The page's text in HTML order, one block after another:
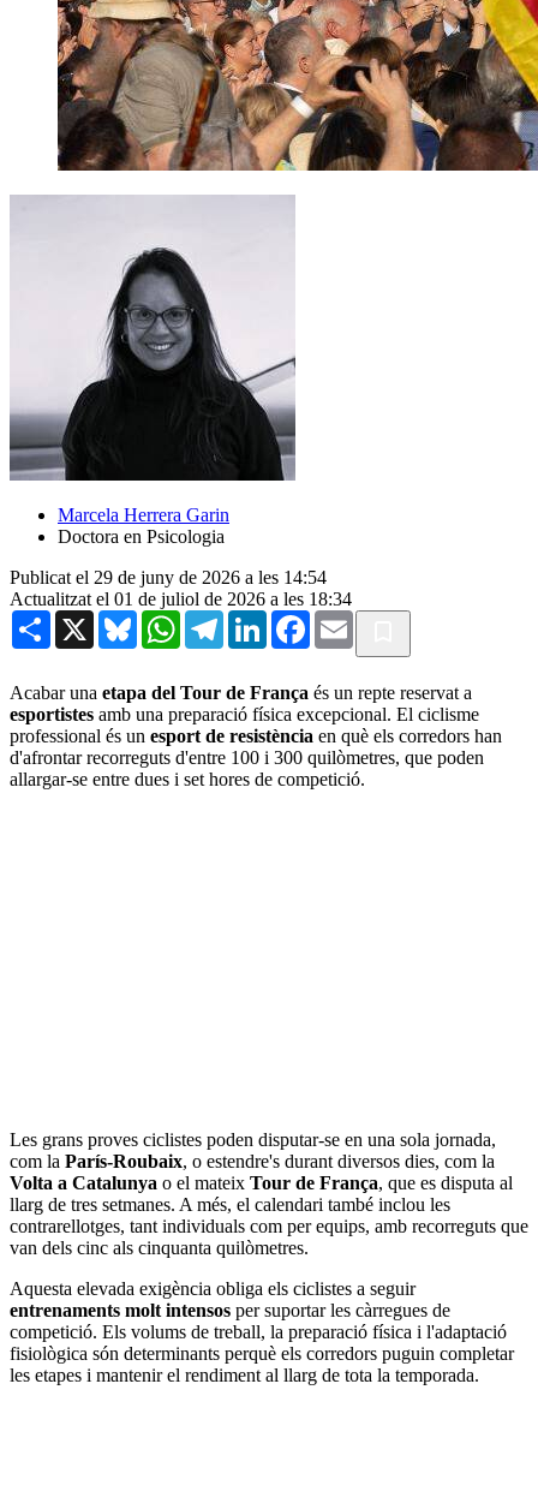
Marcela Herrera Garin
Doctora en Psicologia
Publicat el 29 de juny de 2026 a les 14:54
Actualitzat el 01 de juliol de 2026 a les 18:34
Share X BlueskyWhatsAppTelegramLinkedInFacebook
Email
Acabar una etapa del Tour de França és un repte reservat a
esportistes amb una preparació física excepcional. El ciclisme
professional és un esport de resistència en què els corredors han
d'afrontar recorreguts d'entre 100 i 300 quilòmetres, que poden
allargar-se entre dues i set hores de competició.
Les grans proves ciclistes poden disputar-se en una sola jornada,
com la París-Roubaix, o estendre's durant diversos dies, com la
Volta a Catalunya o el mateix Tour de França, que es disputa al
llarg de tres setmanes. A més, el calendari també inclou les
contrarellotges, tant individuals com per equips, amb recorreguts que
van dels cinc als cinquanta quilòmetres.
Aquesta elevada exigència obliga els ciclistes a seguir
entrenaments molt intensos per suportar les càrregues de
competició. Els volums de treball, la preparació física i l'adaptació
fisiològica són determinants perquè els corredors puguin completar
les etapes i mantenir el rendiment al llarg de tota la temporada.